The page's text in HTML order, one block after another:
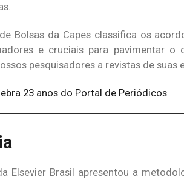
Bolsas da Capes classifica os
e cruciais para pavimentar o
pesquisadores a revistas de suas
23 anos do Portal de Periódicos
Elsevier Brasil apresentou a